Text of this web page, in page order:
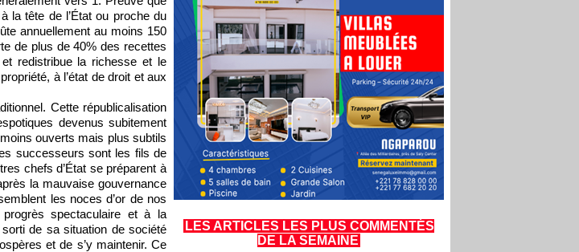
la tête de l’État ou proche du
annuellement au moins 150
de plus de 40% des recettes
redistribue la richesse et le
à l’état de droit et aux
Cette républicalisation
devenus subitement
ouverts mais plus subtils
successeurs sont les fils de
chefs d’État se préparent à
la mauvaise gouvernance
les noces d’or de nos
spectaculaire et à la
de sa situation de société
et de s’y maintenir. Ce
LES ARTICLES LES PLUS COMMENTÉS
DE LA SEMAINE